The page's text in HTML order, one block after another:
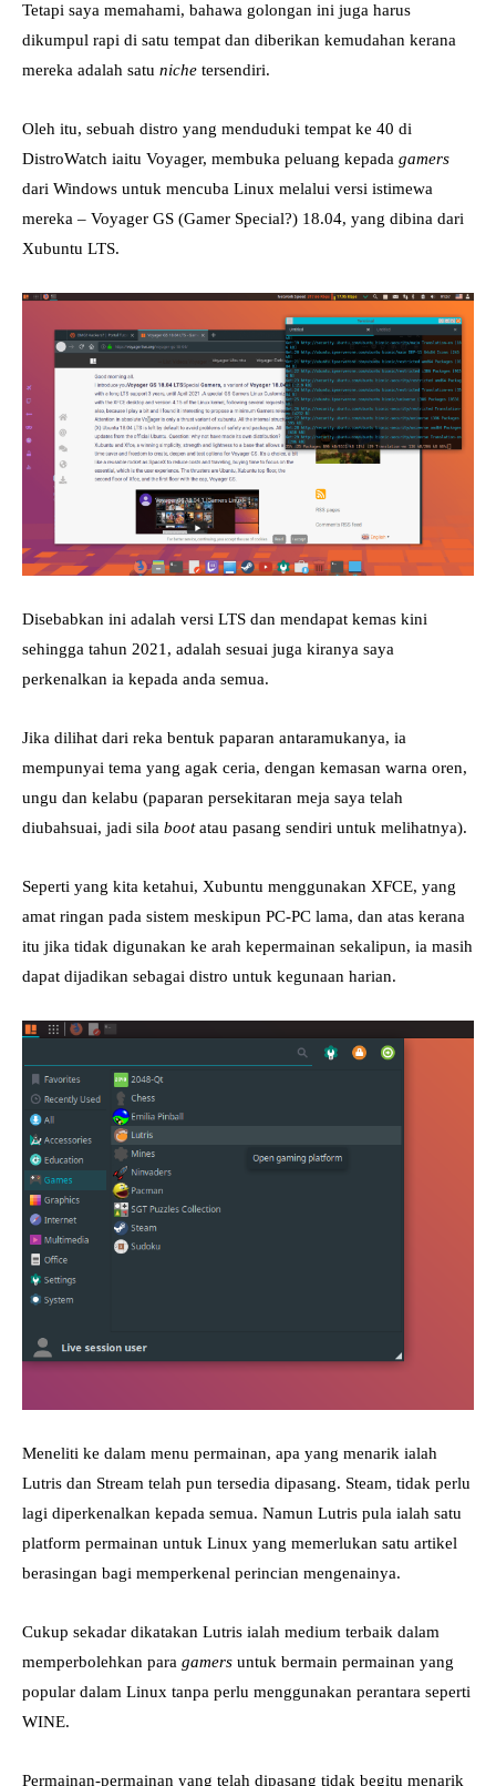
Tetapi saya memahami, bahawa golongan ini juga harus
dikumpul rapi di satu tempat dan diberikan kemudahan kerana
mereka adalah satu niche tersendiri.
Oleh itu, sebuah distro yang menduduki tempat ke 40 di
DistroWatch iaitu Voyager, membuka peluang kepada gamers
dari Windows untuk mencuba Linux melalui versi istimewa
mereka – Voyager GS (Gamer Special?) 18.04, yang dibina dari
Xubuntu LTS.
Disebabkan ini adalah versi LTS dan mendapat kemas kini
sehingga tahun 2021, adalah sesuai juga kiranya saya
perkenalkan ia kepada anda semua.
Jika dilihat dari reka bentuk paparan antaramukanya, ia
mempunyai tema yang agak ceria, dengan kemasan warna oren,
ungu dan kelabu (paparan persekitaran meja saya telah
diubahsuai, jadi sila bootatau pasang sendiri untuk melihatnya).
Seperti yang kita ketahui, Xubuntu menggunakan XFCE, yang
amat ringan pada sistem meskipun PC-PC lama, dan atas kerana
itu jika tidak digunakan ke arah kepermainan sekalipun, ia masih
dapat dijadikan sebagai distro untuk kegunaan harian.
Meneliti ke dalam menu permainan, apa yang menarik ialah
Lutris dan Stream telah pun tersedia dipasang. Steam, tidak perlu
lagi diperkenalkan kepada semua. Namun Lutris pula ialah satu
platform permainan untuk Linux yang memerlukan satu artikel
berasingan bagi memperkenal perincian mengenainya.
Cukup sekadar dikatakan Lutris ialah medium terbaik dalam
memperbolehkan para gamers untuk bermain permainan yang
popular dalam Linux tanpa perlu menggunakan perantara seperti
WINE.
Permainan-permainan yang telah dipasang tidak begitu menarik